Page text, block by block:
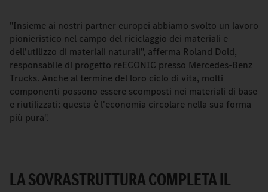
"Insieme ai nostri partner europei abbiamo svolto un lavoro
pionieristico nel campo del riciclaggio dei materiali e
dell’utilizzo di materiali naturali", afferma Roland Dold,
responsabile di progetto reECONIC presso Mercedes-Benz
Trucks. Anche al termine del loro ciclo di vita, molti
componenti possono essere scomposti nei materiali di base
e riutilizzati: questa è l'economia circolare nella sua forma
più pura".
LA SOVRASTRUTTURA COMPLETA IL